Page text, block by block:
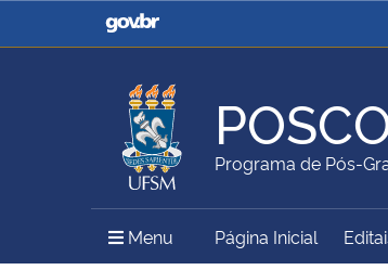
Casa Civil
Ministério
Ministério da Agricultura,
Pecuária e Abastecimento
Ministério
Ministério do Meio Ambiente Ministério
Programa de Pós-
Menu Menu Principal do Sítio
Página Inicial